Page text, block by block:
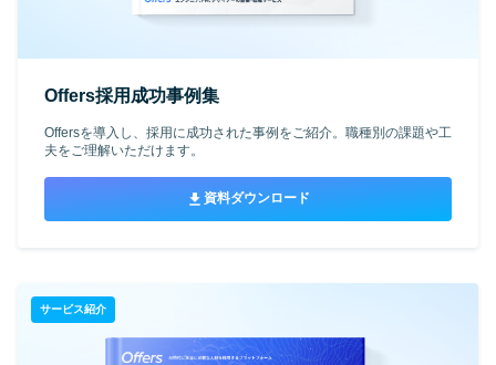
Offers採用成功事例集
Offersを導入し、採用に成功された事例をご紹介。職種別の課題や工
夫をご理解いただけます。
資料ダウンロード